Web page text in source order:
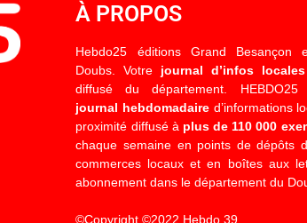
À PROPOS
Hebdo25 éditions Grand Besançon
Doubs. Votre journal d’infos locales
diffusé du département.
journal hebdomadaired’informations
proximité diffusé à plus de 110 000
chaque semaine en points de dépôts
commerces locaux et en boîtes aux
abonnement dans le département du
©Copyright ©2022 Hebdo 39